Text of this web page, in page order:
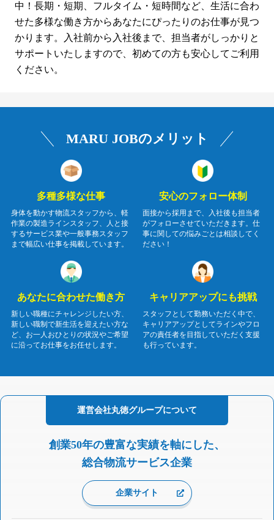
中！長期・短期、フルタイム・短時間など、生活に合わ
せた多様な働き方からあなたにぴったりのお仕事が見つ
かります。入社前から入社後まで、担当者がしっかりと
サポートいたしますので、初めての方も安心してご利用
ください。
MARU JOBのメリット
多種多様な仕事
身体を動かす物流スタッフから、軽
作業の製造ラインスタッフ、人と接
するサービス業や一般事務スタッフ
まで幅広い仕事を掲載しています。
安心のフォロー体制
面接から採用まで、入社後も担当者
がフォローさせていただきます。仕
事に関しての悩みごとは相談してく
ださい！
あなたに合わせた働き方
新しい職種にチャレンジしたい方、
新しい職制で新生活を迎えたい方な
ど、お一人おひとりの状況やご希望
に沿ってお仕事をお任せします。
キャリアアップにも挑戦
スタッフとして勤務いただく中で、
キャリアアップとしてラインやフロ
アの責任者を目指していただく支援
も行っています。
運営会社丸徳グループについて
創業50年の豊富な実績を軸にした、
総合物流サービス企業
企業サイト